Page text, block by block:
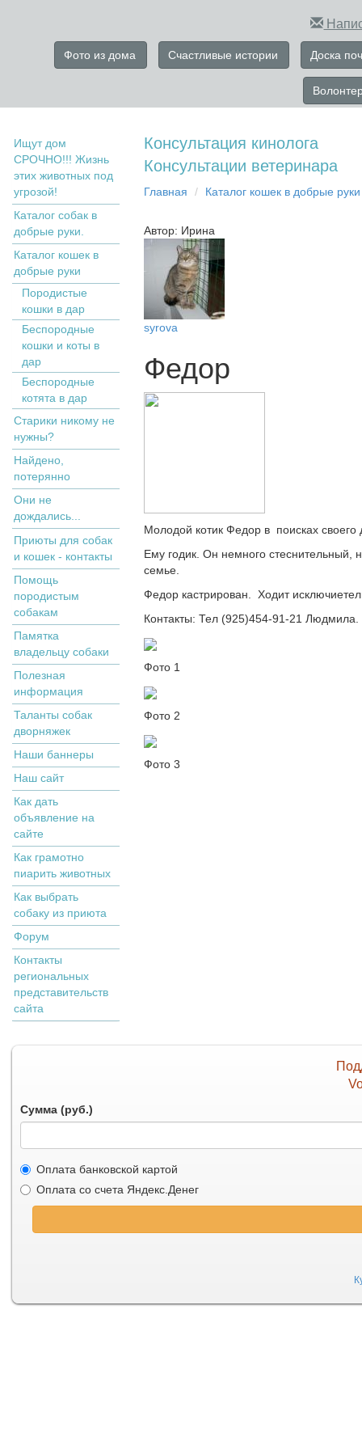
Фото из дома Счастливые истории Доска
Ищут дом
СРОЧНО!!! Жизнь
этих животных под
угрозой!
Каталог собак в
добрые руки.
Кaтaлoг кoшек в
дoбрыe рyки
Пopoдистыe
кoшки в дaр
Бecпopoдныe
кoшки и коты в
дap
Беспородные
котята в дар
Старики никому не
нужны?
Найдено,
потерянно
Они не
дождались...
Приюты для собак
и кошек - контакты
Помощь
породистым
собакам
Памятка
владельцу собаки
Полезная
информация
Таланты собак
дворняжек
Наши баннеры
Наш сайт
Как дать
объявление на
сайте
Как грамотно
пиарить животных
Как выбрать
собаку из приюта
Форум
Контакты
региональных
представительств
сайта
Консультация кинолога
Консультации ветеринара
Главная Кaтaлoг кoшек в дoбрыe рyки
Автор: Ирина
syrova
Федор
Молодой котик Федор в поисках своего
Ему годик. Он немного
семье.
Федор кастрирован. Ходит
Контакты: Тел (925)454-91-21 Людмила.
Фото 1
Фото 2
Фото 3
Сумма (руб.)
Оплата банковской картой
Оплата со счета Яндекс.Денег